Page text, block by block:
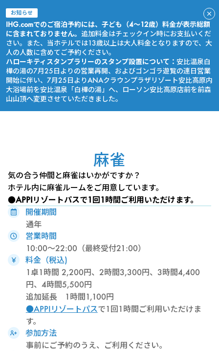
お知らせ
IHG.comでのご宿泊予約には、子ども（4～12歳）料金が表示総額
に含まれておりません。 追加料金はチェックイン時にお支払いくだ
さい。また、当ホテルでは13歳以上は大人料金となりますので、大
人の人数に含めてご予約ください。
ハローキティスタンプラリーのスタンプ設置について： 安比温泉白
樺の湯の7月25日よりの営業再開、およびゴンゴラ遊覧の連日営業
開始に伴い、7月25日よりANAクラウンプラザリゾート安比高原内
大浴場前を安比温泉「白樺の湯」へ、ローソン安比高原店前を前森
山山頂へ変更させていただきました。
麻雀
気の合う仲間と麻雀はいかがですか？
ホテル内に麻雀ルームをご用意しています。
●APPIリゾートパスで1回1時間ご利用いただけます。
開催期間
通年
営業時間
10:00～22:00（最終受付21:00）
料金（税込)
1卓1時間 2,200円、2時間3,300円、3時間4,400
円、4時間5,500円
追加延長 1時間1,100円
●APPIリゾートパスで1回1時間ご利用いただけま
す。
参加方法
事前にご予約のうえ、ご利用ください。